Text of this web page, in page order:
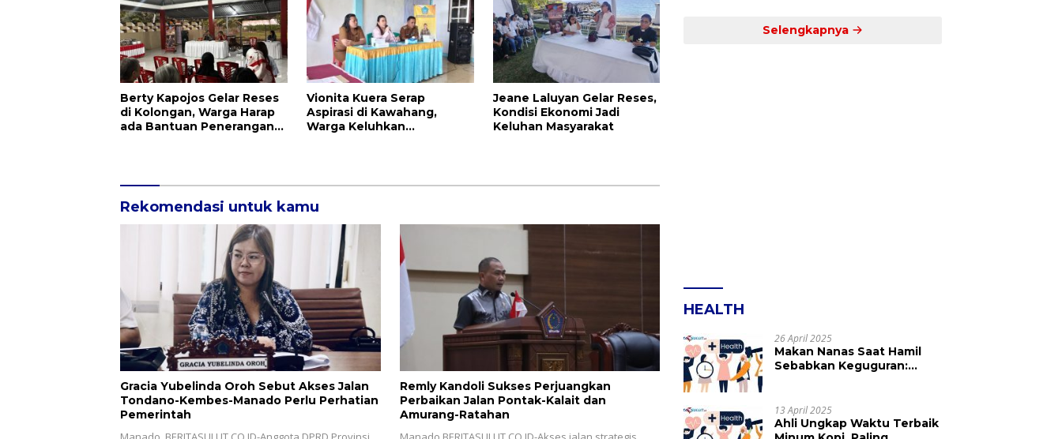
Berty Kapojos Gelar Reses
di Kolongan, Warga Harap
ada Bantuan Penerangan
Vionita Kuera Serap
Aspirasi di Kawahang,
Warga Keluhkan
Jeane Laluyan Gelar Reses,
Kondisi Ekonomi Jadi
Keluhan Masyarakat
Rekomendasi untuk kamu
Gracia Yubelinda Oroh Sebut Akses Jalan
Tondano-Kembes-Manado Perlu Perhatian
Pemerintah
Remly Kandoli Sukses Perjuangkan
Perbaikan Jalan Pontak-Kalait dan
Amurang-Ratahan
Selengkapnya
HEALTH
26 April 2025
Makan Nanas Saat Hamil
Sebabkan Keguguran:
13 April 2025
Ahli Ungkap Waktu Terbaik